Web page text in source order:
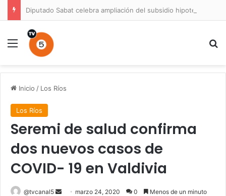
Menú
Inicio / Los Ríos
Los Ríos
Seremi de salud confirma
dos nuevos casos de
COVID- 19 en Valdivia
@tvcanal5
Send marzo 24, 2020 0 Menos de un minuto